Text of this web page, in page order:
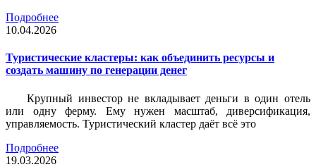
Подробнее
10.04.2026
Туристические кластеры: как объединить ресурсы и
создать машину по генерации денег
Крупный инвестор не вкладывает деньги в один отель
или одну ферму. Ему нужен масштаб, диверсификация,
управляемость. Туристический кластер даёт всё это
Подробнее
19.03.2026